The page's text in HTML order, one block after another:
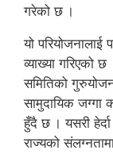
गरेको छ ।
यो
व्याख्या गरिएको
समितिको
सामुदायिक जग्गा
हुँदै छ । यसरी
राज्यको